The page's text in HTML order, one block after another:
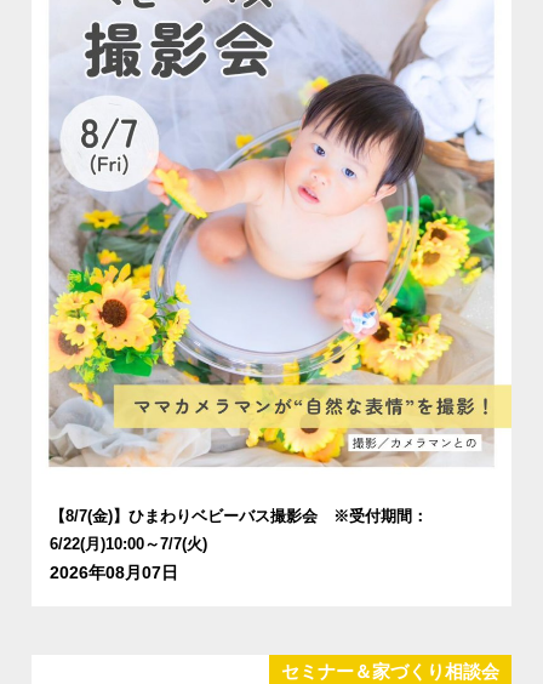
【8/7(金)】ひまわりベビーバス撮影会 ※受付期間：
6/22(月)10:00～7/7(火)
2026年08月07日
セミナー＆家づくり相談会